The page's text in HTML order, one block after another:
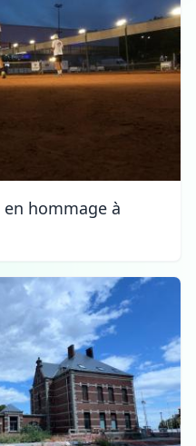
en hommage à